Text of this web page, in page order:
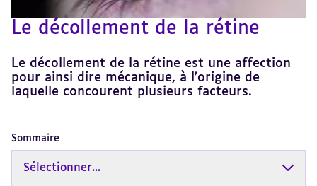
Le décollement de la rétine
Le décollement de la rétine est une affection
pour ainsi dire mécanique, à l'origine de
laquelle concourent plusieurs facteurs.
Sommaire
Sélectionner...